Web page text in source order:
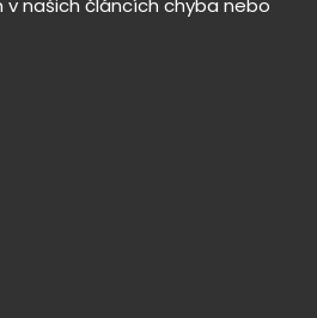
našich článcích chyba nebo